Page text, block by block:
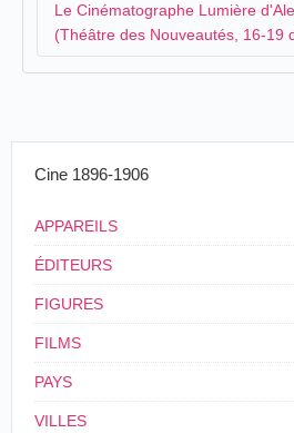
Le Cinématographe Lumière
(Théâtre des Nouveautés, 16-19
locales. Il en profite malgré
d'Alger :
Compagnie F. Achard nous donnera deux
succès de son répertoire : Feu Toupinel et
centenaires de l’auteur préféré du public,
pendant l’entracte, première
Cine 1896-1906
APPAREILS
ÉDITEURS
FIGURES
FILMS
PAYS
VILLES